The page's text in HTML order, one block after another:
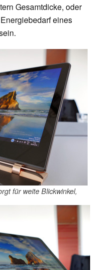
Gesamtdicke, oder
eines
für weite Blickwinkel,